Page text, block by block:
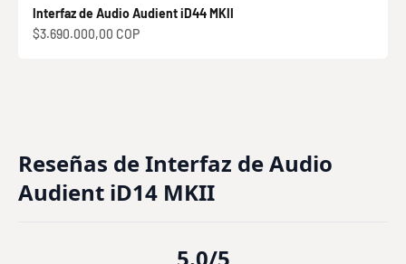
Interfaz de Audio Audient iD44 MKII
Precio de oferta
$3.690.000,00 COP